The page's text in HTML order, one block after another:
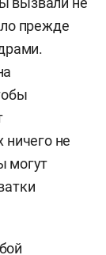
прежде
ничего не
могут